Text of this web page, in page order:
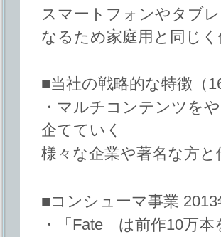
スマートフォンやタブ
なるため家庭用と同じ
■当社の戦略的な特徴（
・マルチコンテンツを
企てていく
様々な企業や著名な方
■コンシューマ事業
・「Fate」は前作10万